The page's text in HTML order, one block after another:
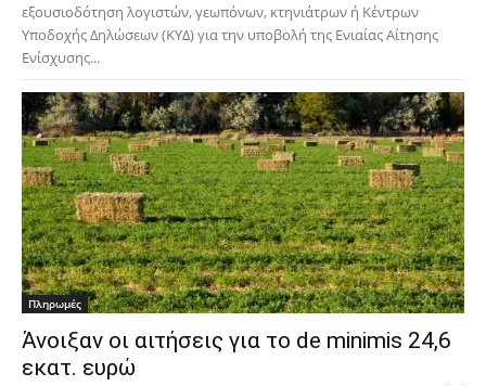
εξουσιοδότηση λογιστών, γεωπόνων, κτηνιάτρων ή Κέντρων
Υποδοχής Δηλώσεων (ΚΥΔ) για την υποβολή της Ενιαίας Αίτησης
Ενίσχυσης...
Πληρωμές
Άνοιξαν οι αιτήσεις για το de minimis 24,6
εκατ. ευρώ